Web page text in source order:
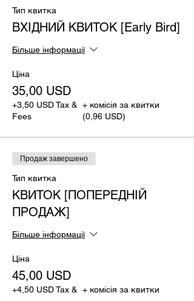
Тип квитка
ВХІДНИЙ КВИТОК [Early Bird]
Більше інформації
Ціна
35,00 USD
+3,50 USD Tax &
Fees
+ комісія за квитки
(0,96 USD)
Продаж завершено
Тип квитка
КВИТОК [ПОПЕРЕДНІЙ
ПРОДАЖ]
Більше інформації
Ціна
45,00 USD
+4,50 USD Tax &
+ комісія за квитки